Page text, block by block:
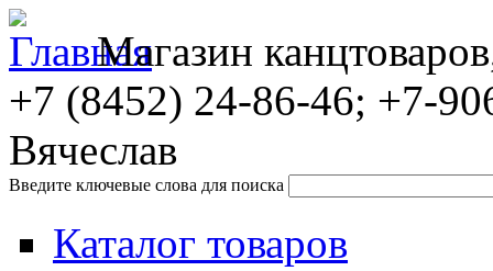
Магазин
+7 (8452) 24-86-46; +7-
Вячеслав
Введите ключевые слова для поиска
Каталог товаров